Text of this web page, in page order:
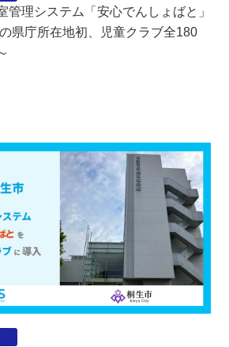
管理システム「安心でんしょばと」
県庁所在地初、児童クラブ全180